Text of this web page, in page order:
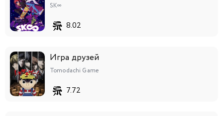
SK∞
8.02
Игра друзей
Tomodachi Game
7.72